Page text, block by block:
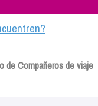
de Compañeros de viaje